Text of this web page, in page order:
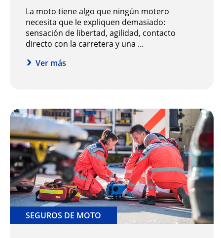
La moto tiene algo que ningún motero
necesita que le expliquen demasiado:
sensación de libertad, agilidad, contacto
directo con la carretera y una ...
Ver más
SEGUROS DE MOTO